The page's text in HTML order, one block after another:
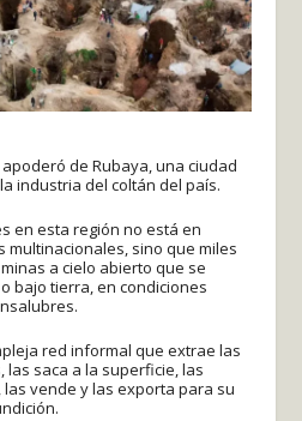
de Rubaya, una ciudad
industria del coltán del país.
en esta región no está en
multinacionales, sino que miles
a cielo abierto que se
bajo tierra, en condiciones
red informal que extrae las
las saca a la superficie, las
vende y las exporta para su